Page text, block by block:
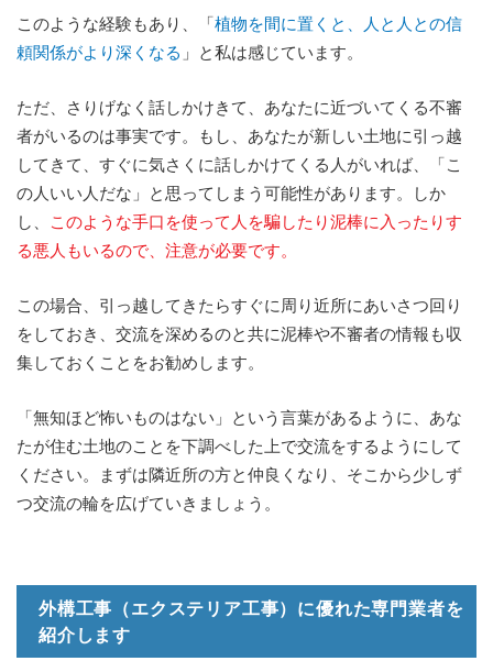
このような経験もあり、「植物を間に置くと、人と人との信
頼関係がより深くなる 」と私は感じています。
ただ、さりげなく話しかけきて、あなたに近づいてくる不審
者がいるのは事実です。もし、あなたが新しい土地に引っ越
してきて、すぐに気さくに話しかけてくる人がいれば、「こ
の人いい人だな」と思ってしまう可能性があります。しか
し、
このような手口を使って人を騙したり泥棒に入ったりす
る悪人もいるので、注意が必要です。
この場合、引っ越してきたらすぐに周り近所にあいさつ回り
をしておき、交流を深めるのと共に泥棒や不審者の情報も収
集しておくことをお勧めします。
「無知ほど怖いものはない」という言葉があるように、あな
たが住む土地のことを下調べした上で交流をするようにして
ください。まずは隣近所の方と仲良くなり、そこから少しず
つ交流の輪を広げていきましょう。
外構工事（エクステリア工事）に優れた専門業者を
紹介します